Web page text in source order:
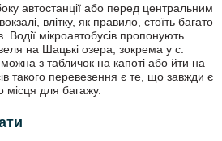
автостанції або перед центральним
влітку, як правило, стоїть багато
Водії мікроавтобусів пропонують
на Шацькі озера, зокрема у с.
можна з табличок на капоті або йти на
такого перевезення є те, що завжди є
місця для багажу.